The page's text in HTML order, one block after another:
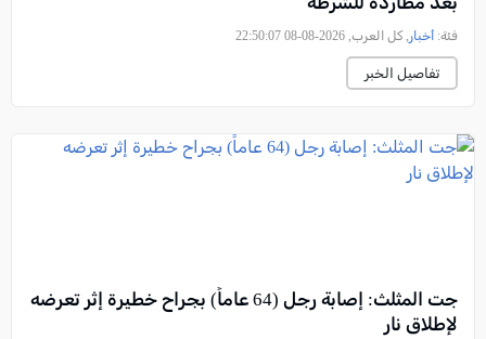
فئة: أخبار , كل العرب, 2026-08-08 22:50:07
تفاصيل الخبر
جت المثلث: إصابة رجل (64 عاماً) بجراح خطيرة إثر تعرضه
لإطلاق نار